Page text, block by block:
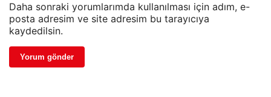
Daha sonraki yorumlarımda kullanılması için adım, e-
posta adresim ve site adresim bu tarayıcıya
kaydedilsin.